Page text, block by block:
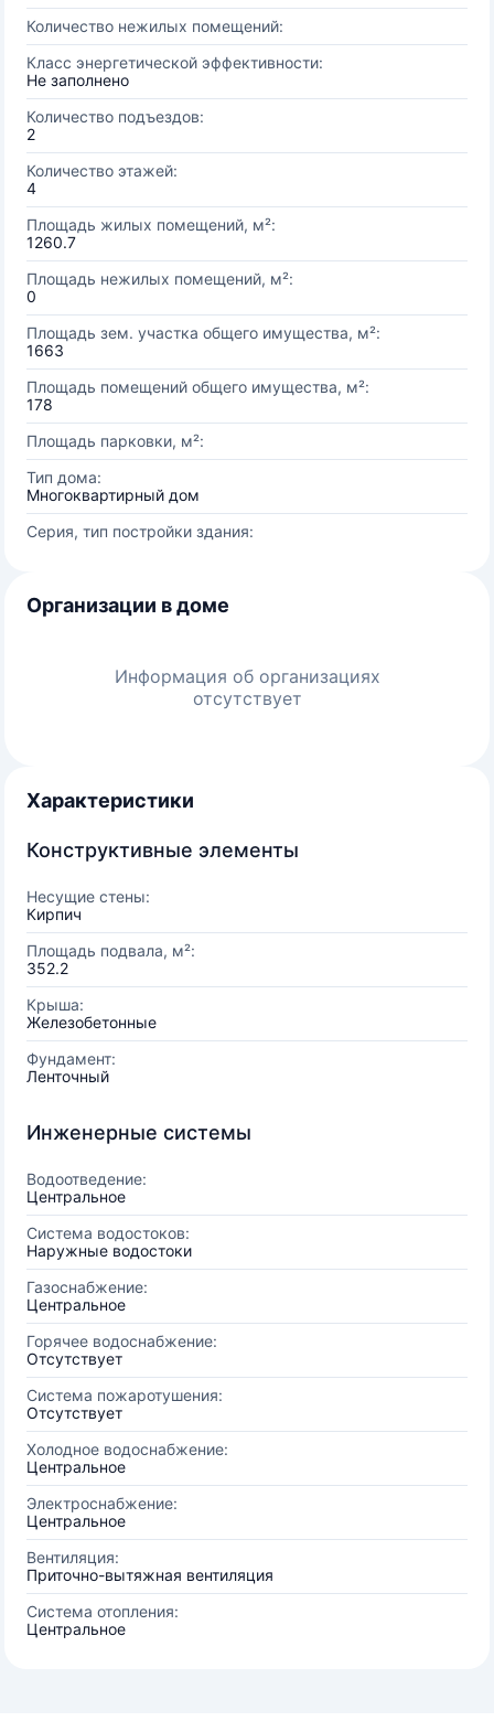
Количество нежилых помещений:
Класс энергетической эффективности:
Не заполнено
Количество подъездов:
2
Количество этажей:
4
Площадь жилых помещений, м²:
1260.7
Площадь нежилых помещений, м²:
0
Площадь зем. участка общего имущества, м²:
1663
Площадь помещений общего имущества, м²:
178
Площадь парковки, м²:
Тип дома:
Многоквартирный дом
Серия, тип постройки здания:
Организации в доме
Информация об организациях
отсутствует
Характеристики
Конструктивные элементы
Несущие стены:
Кирпич
Площадь подвала, м²:
352.2
Крыша:
Железобетонные
Фундамент:
Ленточный
Инженерные системы
Водоотведение:
Центральное
Система водостоков:
Наружные водостоки
Газоснабжение:
Центральное
Горячее водоснабжение:
Отсутствует
Система пожаротушения:
Отсутствует
Холодное водоснабжение:
Центральное
Электроснабжение:
Центральное
Вентиляция:
Приточно-вытяжная вентиляция
Система отопления:
Центральное